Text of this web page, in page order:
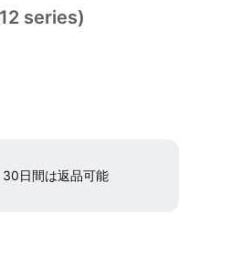
series)
30日間は返品可能